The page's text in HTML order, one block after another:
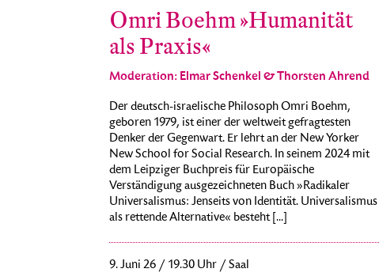
Omri Boehm »Humanität
als Praxis«
Moderation: Elmar Schenkel & Thorsten Ahrend
Der deutsch-israelische Philosoph Omri Boehm,
geboren 1979, ist einer der weltweit gefragtesten
Denker der Gegenwart. Er lehrt an der New Yorker
New School for Social Research. In seinem 2024 mit
dem Leipziger Buchpreis für Europäische
Verständigung ausgezeichneten Buch »Radikaler
Universalismus: Jenseits von Identität. Universalismus
als rettende Alternative« besteht [...]
9. Juni 26 / 19.30 Uhr / Saal